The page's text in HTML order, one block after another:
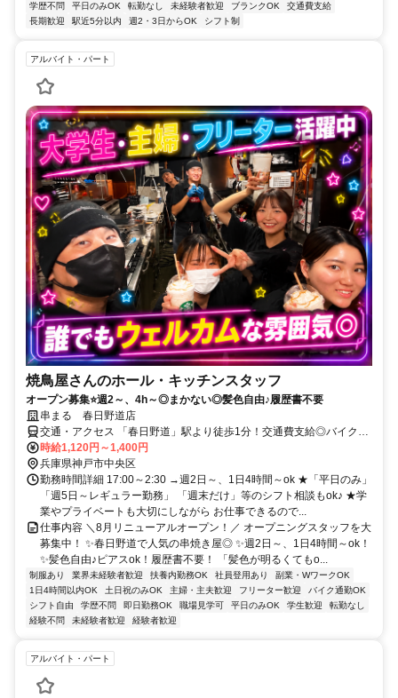
学歴不問
平日のみOK 転勤なし 未経験者歓迎 ブランクOK
交通費支給
長期歓迎
駅近5分以内 週2・3日からOK シフト制
アルバイト・パート
焼鳥屋さんのホール・キッチンスタッフ
オープン募集⭐週2～、4h～◎まかない◎髪色自由♪履歴書不要
串まる 春日野道店
交通・アクセス 「春日野道」駅より徒歩1分！交通費支給◎バイク通
勤OK！
時給1,120円～1,400円
兵庫県神戸市中央区
勤務時間詳細 17:00～2:30 →週2日～、1日4時間～ok ★「平日のみ」
「週5日～レギュラー勤務」 「週末だけ」等のシフト相談もok♪ ★学
業やプライベートも大切にしながら お仕事できるので...
仕事内容 ＼8月リニューアルオープン！／ オープニングスタッフを大
募集中！ ✨春日野道で人気の串焼き屋◎ ✨週2日～、1日4時間～ok！
✨髪色自由♪ピアスok！履歴書不要！ 「髪色が明るくてもo...
制服あり 業界未経験者歓迎 扶養内勤務OK 社員登用あり
副業・WワークOK
1日4時間以内OK
土日祝のみOK 主婦・主夫歓迎 フリーター歓迎
バイク通勤OK
シフト自由
学歴不問 即日勤務OK 職場見学可 平日のみOK 学生歓迎
転勤なし
経験不問
未経験者歓迎 経験者歓迎
アルバイト・パート